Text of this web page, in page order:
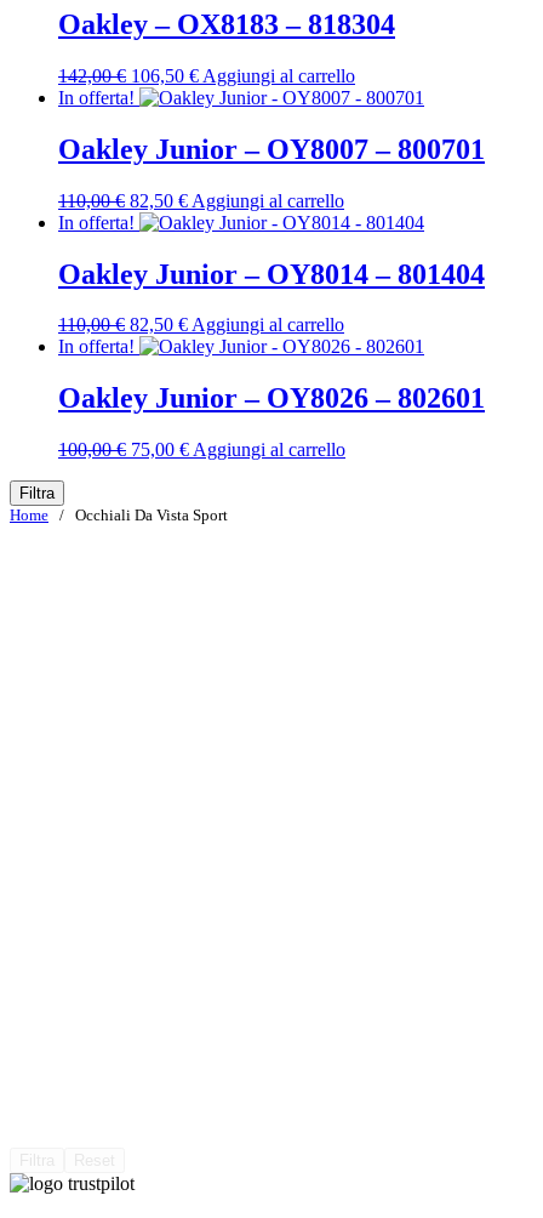
184,00 €.
è:
138,00 €.
Oakley – OX8183 – 818304
142,00€ Il
prezzo
142,00 €.
106,50 €Il
prezzo
è:
106,50 €.
Aggiungi al carrello
In offerta!
Oakley Junior – OY8007 – 800701
110,00€ Il
prezzo
110,00 €.
82,50 €Il
prezzo
82,50 €.
Aggiungi al carrello
In offerta!
Oakley Junior – OY8014 – 801404
110,00€ Il
prezzo
era:
110,00 €.
82,50 €Il
prezzo
è:
82,50 €.
Aggiungi al carrello
In offerta!
Oakley Junior – OY8026 – 802601
100,00€ Il
era:
75,00 €Il
è:
Aggiungi al carrello
Filtra
Home / Occhiali Da Vista Sport